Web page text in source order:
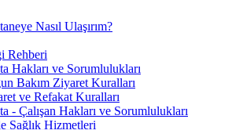
Nasıl Ulaşırım?
Rehberi
Hakları ve Sorumlulukları
Bakım Ziyaret Kuralları
ve Refakat Kuralları
- Çalışan Hakları ve Sorumlulukları
Sağlık Hizmetleri